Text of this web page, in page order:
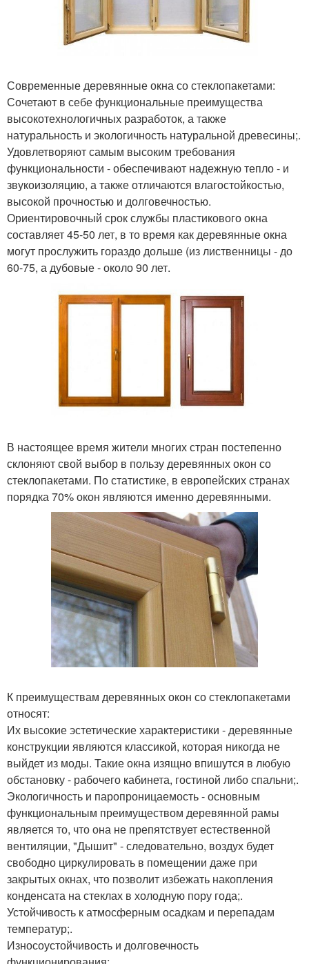
Современные деревянные окна со стеклопакетами:
Сочетают в себе функциональные преимущества
высокотехнологичных разработок, а также
натуральность и экологичность натуральной древесины;.
Удовлетворяют самым высоким требования
функциональности - обеспечивают надежную тепло - и
звукоизоляцию, а также отличаются влагостойкостью,
высокой прочностью и долговечностью.
Ориентировочный срок службы пластикового окна
составляет 45-50 лет, в то время как деревянные окна
могут прослужить гораздо дольше (из лиственницы - до
60-75, а дубовые - около 90 лет.
В настоящее время жители многих стран постепенно
склоняют свой выбор в пользу деревянных окон со
стеклопакетами. По статистике, в европейских странах
порядка 70% окон являются именно деревянными.
К преимуществам деревянных окон со стеклопакетами
относят:
Их высокие эстетические характеристики - деревянные
конструкции являются классикой, которая никогда не
выйдет из моды. Такие окна изящно впишутся в любую
обстановку - рабочего кабинета, гостиной либо спальни;.
Экологичность и паропроницаемость - основным
функциональным преимуществом деревянной рамы
является то, что она не препятствует естественной
вентиляции, "Дышит" - следовательно, воздух будет
свободно циркулировать в помещении даже при
закрытых окнах, что позволит избежать накопления
конденсата на стеклах в холодную пору года;.
Устойчивость к атмосферным осадкам и перепадам
температур;.
Износоустойчивость и долговечность